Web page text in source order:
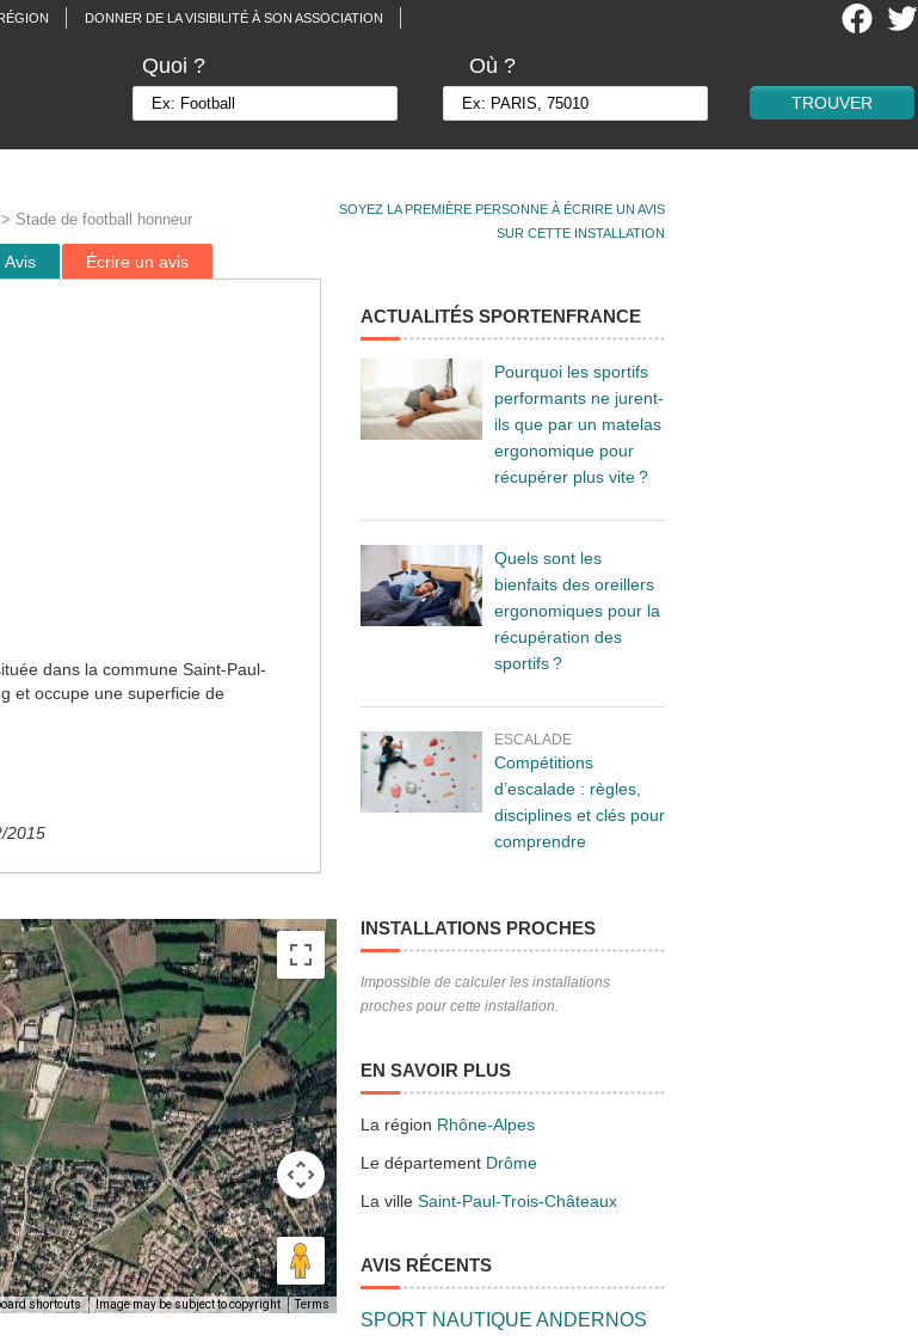
DONNER DE LA VISIBILITÉ À SON ASSOCIATION
Quoi ? Où ?
SOYEZ LA PREMIÈRE PERSONNE À ÉCRIRE UN AVIS
SUR CETTE INSTALLATION
> Stade de football honneur
Avis Écrire un avis
dans la commune Saint-Paul-
et occupe une superficie de
2015
shortcuts Image may be subject to copyright Terms
ACTUALITÉS SPORTENFRANCE
Pourquoi les sportifs
performants ne jurent-
ils que par un matelas
ergonomique pour
récupérer plus vite ?
Quels sont les
bienfaits des oreillers
ergonomiques pour la
récupération des
sportifs ?
ESCALADE
Compétitions
d’escalade : règles,
disciplines et clés pour
comprendre
INSTALLATIONS PROCHES
Impossible de calculer les installations
proches pour cette installation.
EN SAVOIR PLUS
La région Rhône-Alpes
Le département Drôme
La ville Saint-Paul-Trois-Châteaux
AVIS RÉCENTS
SPORT NAUTIQUE ANDERNOS